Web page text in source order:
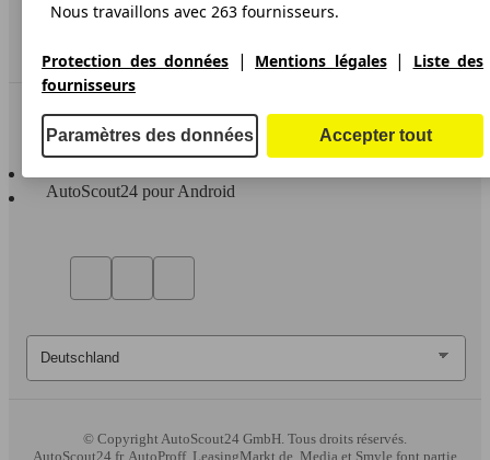
Service
Espace Pro
Contact
AutoScout24 pour Android
© Copyright AutoScout24 GmbH. Tous droits réservés.
AutoScout24.fr, AutoProff, LeasingMarkt.de, Media et Smyle font partie
Nous travaillons avec 263 fournisseurs.
Protection des données | Mentions légales|
Liste des
fournisseurs
Paramètres des données Accepter tout